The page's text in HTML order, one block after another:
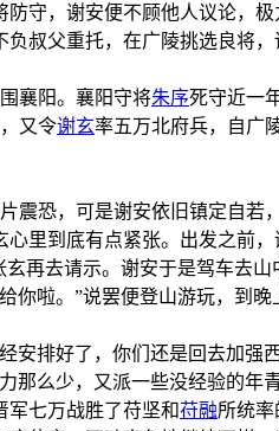
守，谢安便不顾他人议论，
负叔父重托，在广陵挑选良将
襄阳。襄阳守将朱序死守近一年
又令谢玄率五万北府兵，自广
震恐，可是谢安依旧镇定自若
里到底有点紧张。出发之前
再去请示。谢安于是驾车去
你啦。”说罢便登山游玩，到晚
排好了，你们还是回去加强
么少，又派一些没经验的年
军七万战胜了苻坚和苻融所统